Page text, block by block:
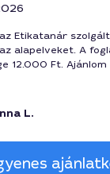
Etikatanár
alapelveket. A
12.000 Ft.
L.